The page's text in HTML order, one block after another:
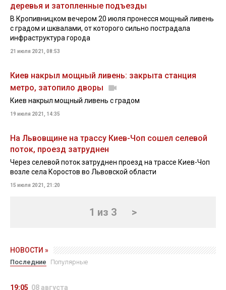
деревья и затопленные подъезды
В Кропивницком вечером 20 июля пронесся мощный ливень
с градом и шквалами, от которого сильно пострадала
инфраструктура города
21 июля 2021, 08:53
Киев накрыл мощный ливень: закрыта станция
метро, затопило дворы
Киев накрыл мощный ливень с градом
19 июля 2021, 14:35
На Львовщине на трассу Киев-Чоп сошел селевой
поток, проезд затруднен
Через селевой поток затруднен проезд на трассе Киев-Чоп
возле села Коростов во Львовской области
15 июля 2021, 21:20
1 из 3 >
НОВОСТИ »
Последние Популярные
19:05 08 августа